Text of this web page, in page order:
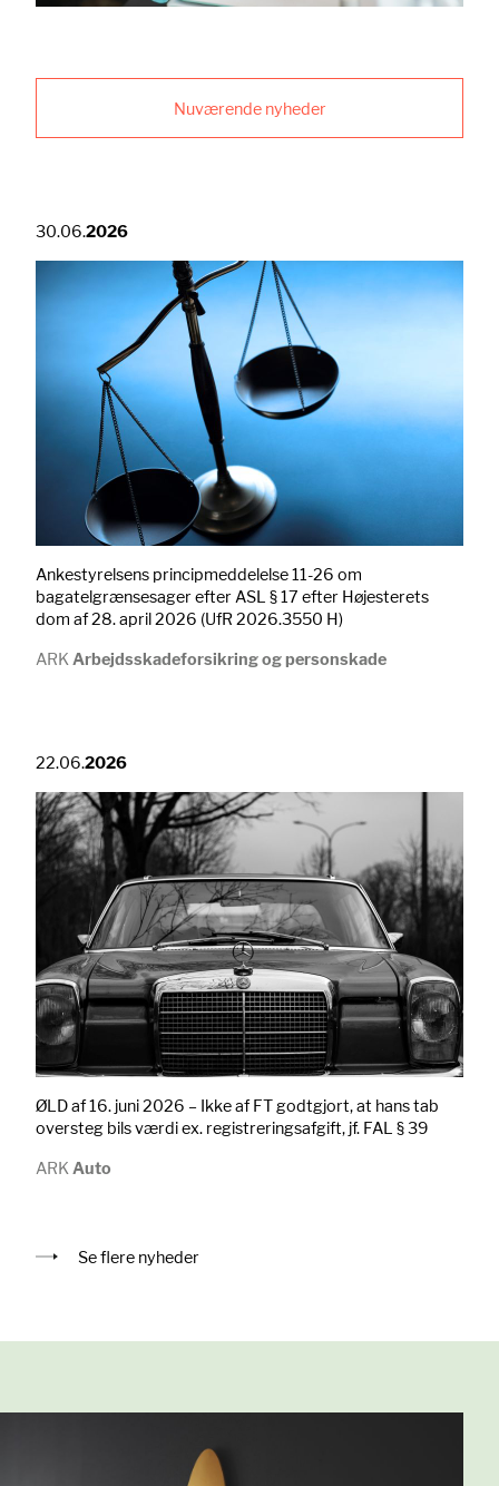
Nuværende nyheder
30.06.2026
Ankestyrelsens principmeddelelse 11-26 om
bagatelgrænsesager efter ASL § 17 efter Højesterets
dom af 28. april 2026 (UfR 2026.3550 H)
ARK Arbejdsskadeforsikring og personskade
22.06.2026
ØLD af 16. juni 2026 – Ikke af FT godtgjort, at hans tab
oversteg bils værdi ex. registreringsafgift, jf. FAL § 39
ARKAuto
Se flere nyheder